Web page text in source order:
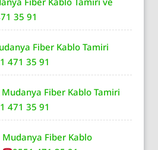
35 91
Fiber Kablo Tamiri
471 35 91
Mudanya Fiber Kablo Tamiri
471 35 91
Mudanya Fiber Kablo